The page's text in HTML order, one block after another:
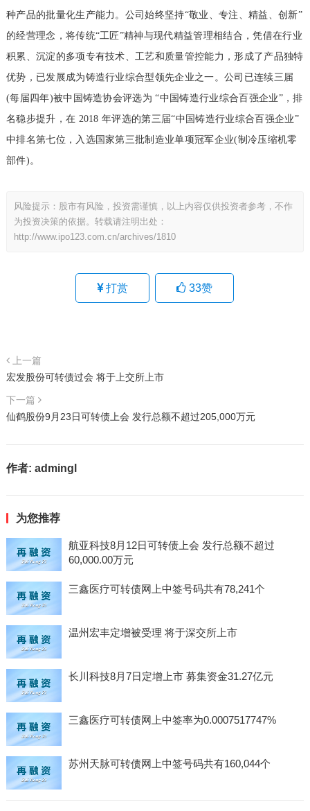
种产品的批量化生产能力。公司始终坚持“敬业、专注、精益、创新”
的经营理念，将传统“工匠”精神与现代精益管理相结合，凭借在行业
积累、沉淀的多项专有技术、工艺和质量管控能力，形成了产品独特
优势，已发展成为铸造行业综合型领先企业之一。公司已连续三届
(每届四年)被中国铸造协会评选为 “中国铸造行业综合百强企业”，排
名稳步提升，在 2018 年评选的第三届“中国铸造行业综合百强企业”
中排名第七位，入选国家第三批制造业单项冠军企业(制冷压缩机零
部件)。
风险提示：股市有风险，投资需谨慎，以上内容仅供投资者参考，不作
为投资决策的依据。转载请注明出处：
http://www.ipo123.com.cn/archives/1810
打赏 33赞
上一篇
宏发股份可转债过会 将于上交所上市
下一篇
仙鹤股份9月23日可转债上会 发行总额不超过205,000万元
作者: admingl
为您推荐
航亚科技8月12日可转债上会 发行总额不超过
60,000.00万元
三鑫医疗可转债网上中签号码共有78,241个
温州宏丰定增被受理 将于深交所上市
长川科技8月7日定增上市 募集资金31.27亿元
三鑫医疗可转债网上中签率为0.0007517747%
苏州天脉可转债网上中签号码共有160,044个